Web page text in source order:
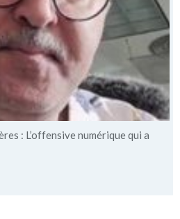
: L’offensive numérique qui a